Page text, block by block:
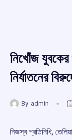
নিখোঁজ যুবকের
নির্যাতনের
By admin
নিজস্ব প্রতিনিধি,